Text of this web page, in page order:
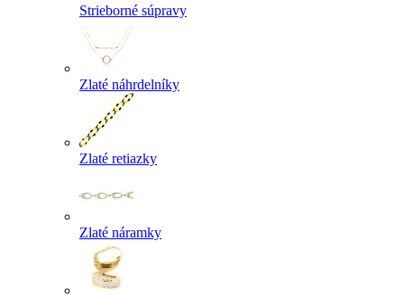
Strieborné súpravy
Zlaté náhrdelníky
Zlaté retiazky
Zlaté náramky